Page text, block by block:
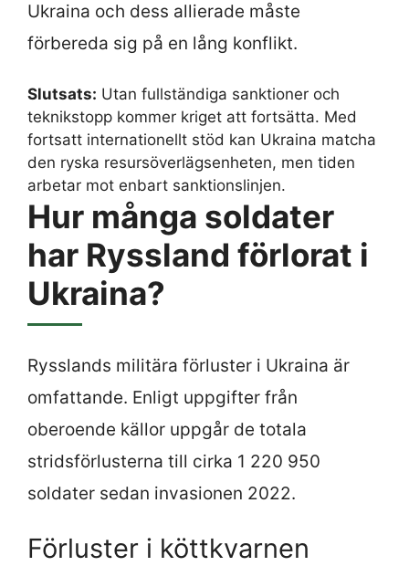
Ukraina och dess allierade måste
förbereda sig på en lång konflikt.
Slutsats: Utan fullständiga sanktioner och
teknikstopp kommer kriget att fortsätta. Med
fortsatt internationellt stöd kan Ukraina matcha
den ryska resursöverlägsenheten, men tiden
arbetar mot enbart sanktionslinjen.
Hur många soldater
har Ryssland förlorat i
Ukraina?
Rysslands militära förluster i Ukraina är
omfattande. Enligt uppgifter från
oberoende källor uppgår de totala
stridsförlusterna till cirka 1 220 950
soldater sedan invasionen 2022.
Förluster i köttkvarnen